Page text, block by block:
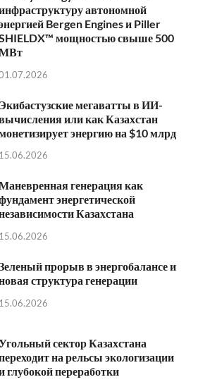
автономной
Bergen Engines и Piller
мощностью свыше 500
Экибастузские мегаватты в ИИ-
или как Казахстан
энергию на $10 млрд
15.06.2026
генерация как
энергетической
Казахстана
15.06.2026
прорыв в энергобалансе и
структура генерации
15.06.2026
сектор Казахстана
на рельсы экологизации
глубокой переработки